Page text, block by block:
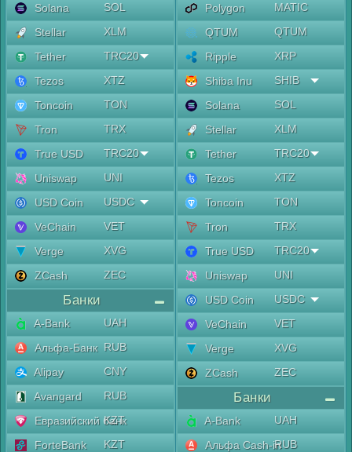
Solana
SOL
Stellar
XLM
Tether
TRC20
Tezos
XTZ
Toncoin
TON
Tron
TRX
True USD
TRC20
Uniswap
UNI
USD Coin
USDC
VeChain
VET
Verge
XVG
ZCash
ZEC
Банки
A-Bank
UAH
Альфа-Банк RUB
Alipay
CNY
Avangard
RUB
Евразийский банк
KZT
ForteBank
KZT
Polygon
MATIC
QTUM
QTUM
Ripple
XRP
Shiba Inu
SHIB
Solana
SOL
Stellar
XLM
Tether
TRC20
Tezos
XTZ
Toncoin
TON
Tron
TRX
True USD
TRC20
Uniswap
UNI
USD Coin
USDC
VeChain
VET
Verge
XVG
ZCash
ZEC
Банки
A-Bank
UAH
Альфа Cash-inRUB